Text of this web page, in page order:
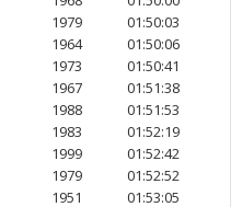
1979
01:50:03
1964
01:50:06
1973
01:50:41
1967
01:51:38
1988
01:51:53
1983
01:52:19
1999
01:52:42
1979
01:52:52
1951 01:53:05